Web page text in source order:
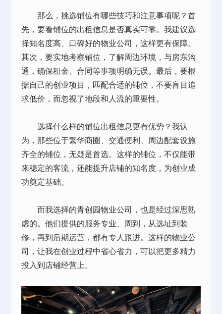
那么，挑选铺位有哪些技巧和注意事项呢？首
先，要看铺位的出租信息是否真实可靠。我建议选
择知名度高、口碑好的物业公司，这样更有保障。
其次，要实地考察铺位，了解周边环境，与房东沟
通，确保租金、合同等事项明确无误。最后，要根
据自己的创业项目，匹配合适的铺位，不要盲目追
求低价，而忽视了地段和人流的重要性。
选择什么样的铺位出租信息更有优势？我认
为，那些位于繁华商圈、交通便利、周边配套设施
齐全的铺位，无疑是首选。这样的铺位，不仅能带
来稳定的客流，还能提升店铺的知名度，为创业成
功奠定基础。
而我选择的青创园物业公司，也是经过深思熟
虑的。他们提供的服务专业、周到，从选址到装
修，再到后期运营，都有专人跟进。这样的物业公
司，让我在创业过程中省心省力，可以把更多精力
投入到店铺经营上。